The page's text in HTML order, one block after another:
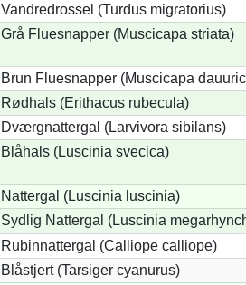
Vandredrossel (Turdus migratorius)
Grå Fluesnapper (Muscicapa striata)
Brun Fluesnapper (Muscicapa
Rødhals (Erithacus rubecula)
Dværgnattergal (Larvivora sibilans)
Blåhals (Luscinia svecica)
Nattergal (Luscinia luscinia)
Sydlig Nattergal (Luscinia
Rubinnattergal (Calliope calliope)
Blåstjert (Tarsiger cyanurus)